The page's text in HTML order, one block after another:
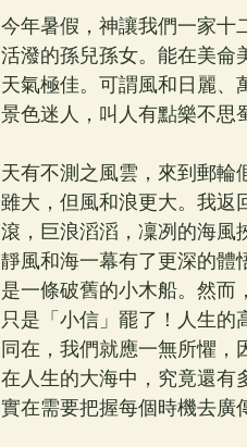
今年暑假，神讓我們一家十
活潑的孫兒孫女。能在美侖
天氣極佳。可謂風和日麗、
景色迷人，叫人有點樂不思
天有不測之風雲，來到郵輪
雖大，但風和浪更大。我返
滾，巨浪滔滔，凜冽的海風
靜風和海一幕有了更深的體
是一條破舊的小木船。然而
只是「小信」罷了！人生的
同在，我們就應一無所懼，
在人生的大海中，究竟還有
實在需要把握每個時機去廣